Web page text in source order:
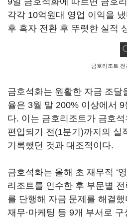
각각 10억원대 영업 이익을
후 흑자 전환 후 뚜렷한 실적
금호리조트 전
금호석화는 원활한 자금 조달
율은 3월 말 200% 이상에서
다. 이는 금호리조트가 금호
편입되기 전(1분기)까지의 실
기록했던 것과 대조적이다.
금호석화는 올해 초 재무적 ‘
리조트를 인수한 후 부문별
를 단행해 자금 문제를 해결했
재무·마케팅 등 9개 부서로 구